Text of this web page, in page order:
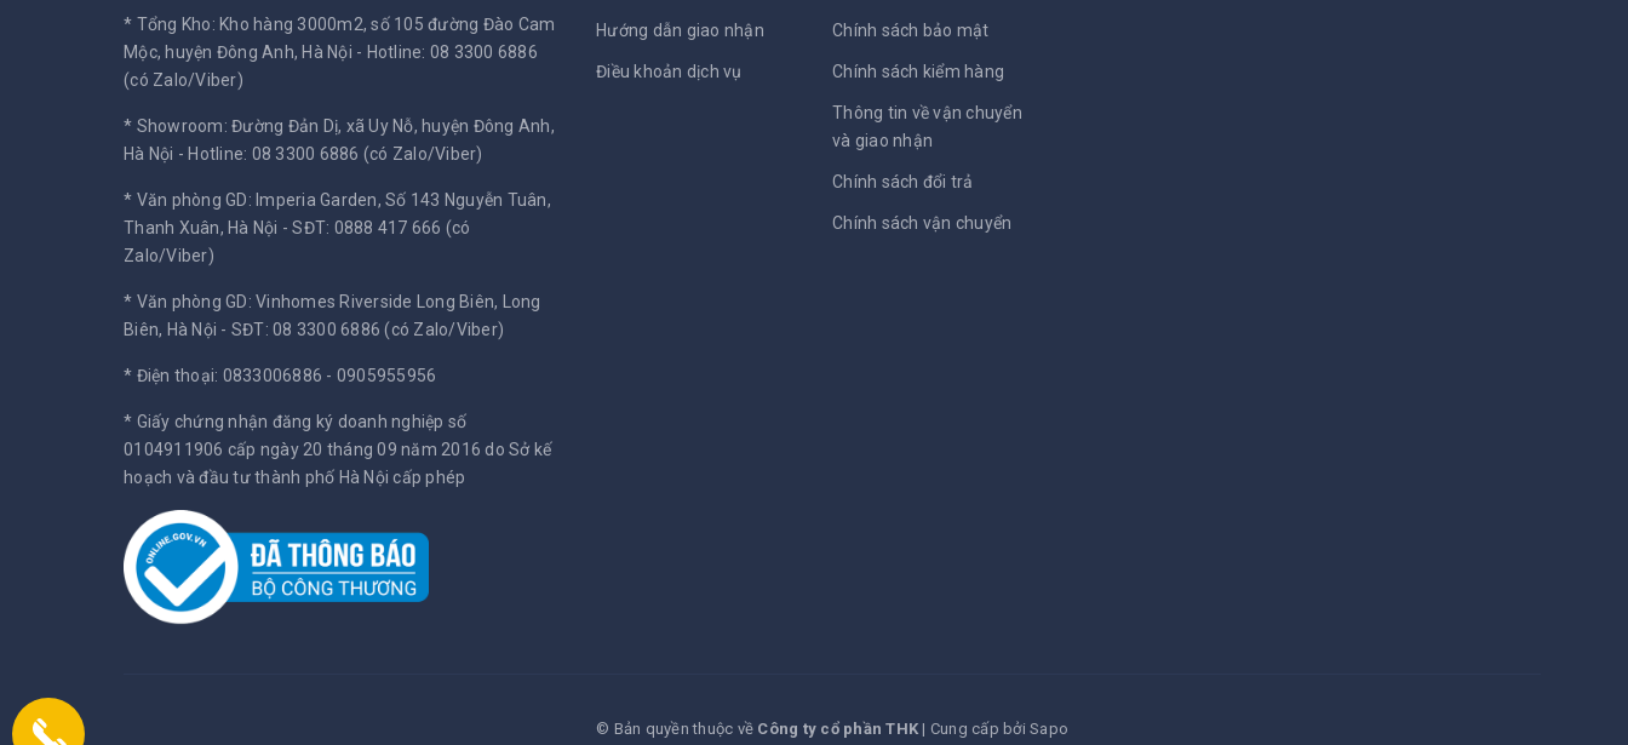
* Tổng Kho: Kho hàng 3000m2, số 105 đường Đào Cam
Mộc, huyện Đông Anh, Hà Nội - Hotline: 08 3300 6886
(có Zalo/Viber)
* Showroom: Đường Đản Dị, xã Uy Nỗ, huyện Đông Anh,
Hà Nội - Hotline: 08 3300 6886 (có Zalo/Viber)
* Văn phòng GD: Imperia Garden, Số 143 Nguyễn Tuân,
Thanh Xuân, Hà Nội -SĐT: 0888 417 666 (có
Zalo/Viber)
* Văn phòng GD: Vinhomes Riverside Long Biên, Long
Biên, Hà Nội - SĐT: 08 3300 6886 (có Zalo/Viber)
* Điện thoại: 0833006886 - 0905955956
* Giấy chứng nhận đăng ký doanh nghiệp số
0104911906 cấp ngày 20 tháng 09 năm 2016 do Sở kế
hoạch và đầu tư thành phố Hà Nội cấp phép
Hướng dẫn giao nhận
Điều khoản dịch vụ
Chính sách bảo mật
Chính sách kiểm hàng
Thông tin về vận chuyển
và giao nhận
Chính sách đổi trả
Chính sách vận chuyển
© Bản quyền thuộc về Công ty cổ phần THK | Cung cấp bởi Sapo